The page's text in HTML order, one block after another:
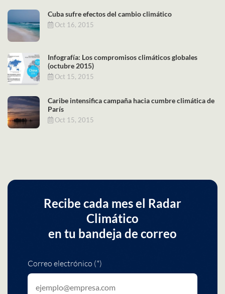
Cuba sufre efectos del cambio climático
Oct 16, 2015
Infografía: Los compromisos climáticos globales
(octubre 2015)
Oct 15, 2015
Caribe intensifica campaña hacia cumbre climática de
París
Oct 15, 2015
Recibe cada mes el Radar
Climático
en tu bandeja de correo
Correo electrónico (*)